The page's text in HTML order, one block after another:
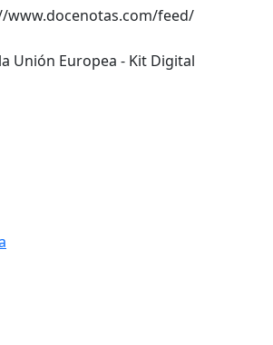
www.docenotas.com/feed/